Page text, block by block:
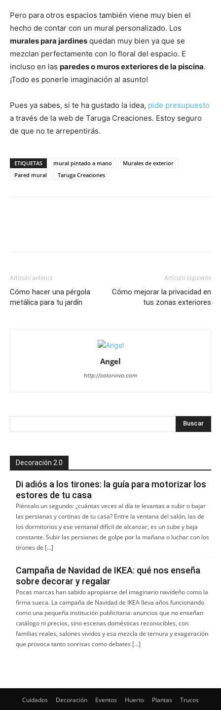
Pero para otros espacios también viene muy bien el
hecho de contar con un mural personalizado. Los
murales para jardines quedan muy bien ya que se
mezclan perfectamente con lo floral del espacio. E
incluso en las paredes o muros exteriores de la piscina.
¡Todo es ponerle imaginación al asunto!
Pues ya sabes, si te ha gustado la idea, pide presupuesto
a través de la web de Taruga Creaciones. Estoy seguro
de que no te arrepentirás.
ETIQUETAS mural pintado a mano
Murales de exterior
Pared mural
Taruga Creaciones
Artículo anterior
Cómo hacer una pérgola
metálica para tu jardín
Artículo siguiente
Cómo mejorar la privacidad en
tus zonas exteriores
Angel
http://colorvivo.com
Decoración 2.0
Di adiós a los tirones: la guía para motorizar los
estores de tu casa
Piénsalo un segundo: ¿cuántas veces al día te levantas a subir o bajar
las persianas y cortinas de tu casa? Entre la ventana del salón, las de
los dormitorios y ese ventanal difícil de alcanzar, es un sube y baja
constante. Subir las persianas de golpe por la mañana o luchar con los
tirones de […]
Campaña de Navidad de IKEA: qué nos enseña
sobre decorar y regalar
Pocas marcas han sabido apropiarse del imaginario navideño como la
firma sueca. La campaña de Navidad de IKEA lleva años funcionando
como una pequeña institución publicitaria: anuncios que no enseñan
catálogo ni precios, sino escenas domésticas reconocibles, con
familias reales, salones vividos y esa mezcla de ternura y exageración
que provoca tanto sonrisas como debates […]
Cuidados Decoración Eventos Huerto Plantas Trucos